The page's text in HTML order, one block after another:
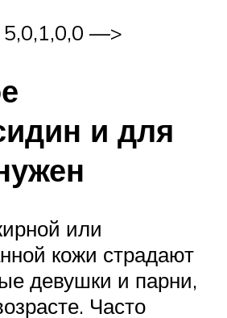
5,0,1,0,0 —>
и для
или
кожи страдают
девушки и парни,
Часто